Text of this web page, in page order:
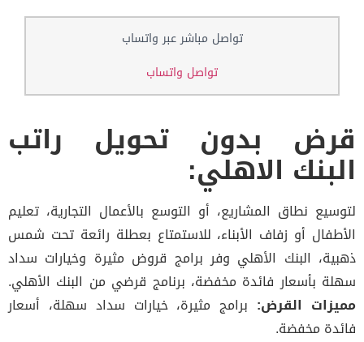
تواصل مباشر عبر واتساب
تواصل واتساب
بدون تحويل راتب
الاهلي:
نطاق المشاريع، أو التوسع بالأعمال التجارية، تعليم
أو زفاف الأبناء، للاستمتاع بعطلة رائعة تحت شمس
البنك الأهلي وفر برامج قروض مثيرة وخيارات سداد
بأسعار فائدة مخفضة، برنامج قرضي من البنك الأهلي.
القرض:برامج مثيرة، خيارات سداد سهلة، أسعار
مخفضة.